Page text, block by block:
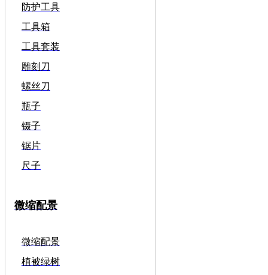
防护工具
工具箱
工具套装
雕刻刀
螺丝刀
瓶子
镊子
锯片
尺子
微缩配景
微缩配景
植被绿树